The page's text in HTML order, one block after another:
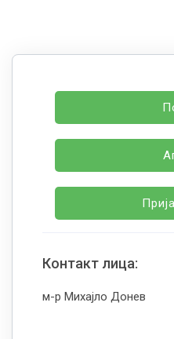
Контакт лица:
м-р